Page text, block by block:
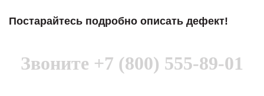
Постарайтесь подробно описать дефект!
Звоните +7 (800) 555-89-01